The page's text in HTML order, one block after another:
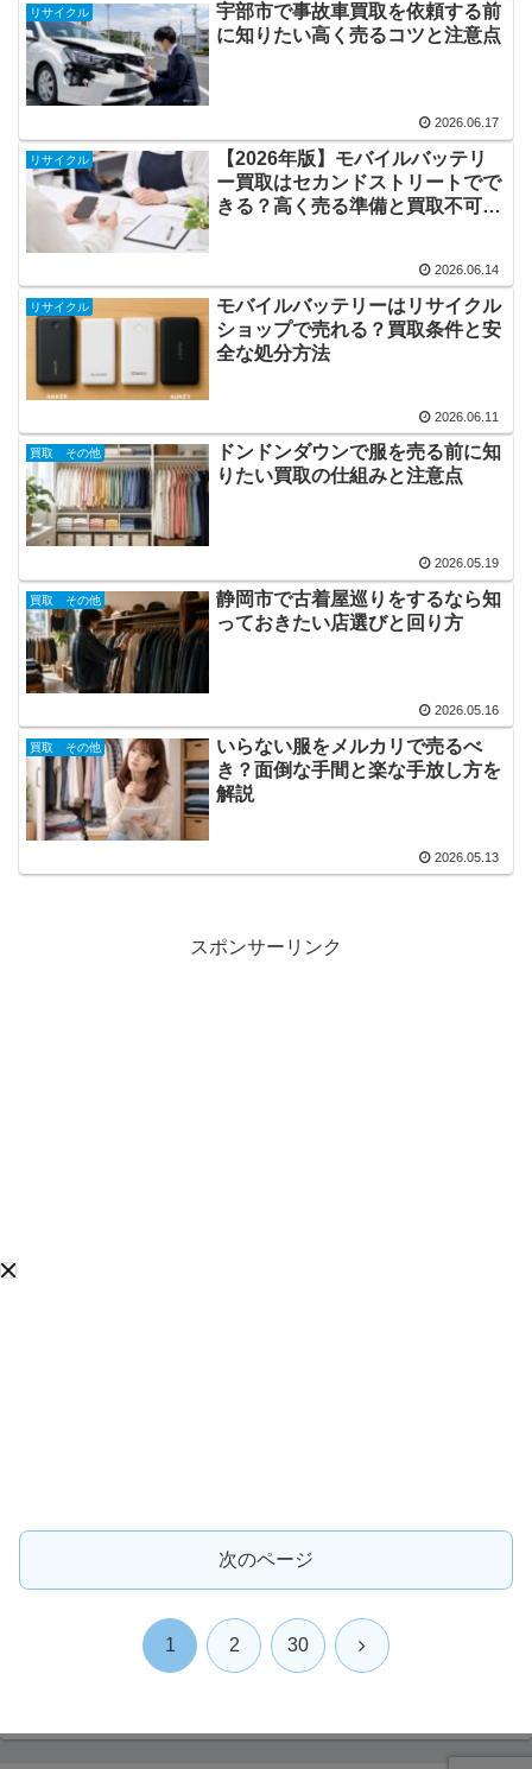
リサイクル
宇部市で事故車買取を依頼する前
に知りたい高く売るコツと注意点
2026.06.17
リサイクル
【2026年版】モバイルバッテリ
ー買取はセカンドストリートでで
きる？高く売る準備と買取不可の
2026.06.14
リサイクル
モバイルバッテリーはリサイクル
ショップで売れる？買取条件と安
全な処分方法
2026.06.11
買取 その他
ドンドンダウンで服を売る前に知
りたい買取の仕組みと注意点
2026.05.19
買取 その他
静岡市で古着屋巡りをするなら知
っておきたい店選びと回り方
2026.05.16
買取 その他
いらない服をメルカリで売るべ
き？面倒な手間と楽な手放し方を
解説
2026.05.13
スポンサーリンク
次のページ
1 2 30 次